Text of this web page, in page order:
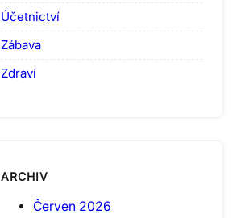
Účetnictví
Zábava
Zdraví
ARCHIV
Červen 2026